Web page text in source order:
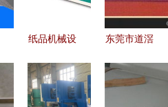
纸品机械设
械在纸张加
工中的应用
东莞市道滘
工厂 专业